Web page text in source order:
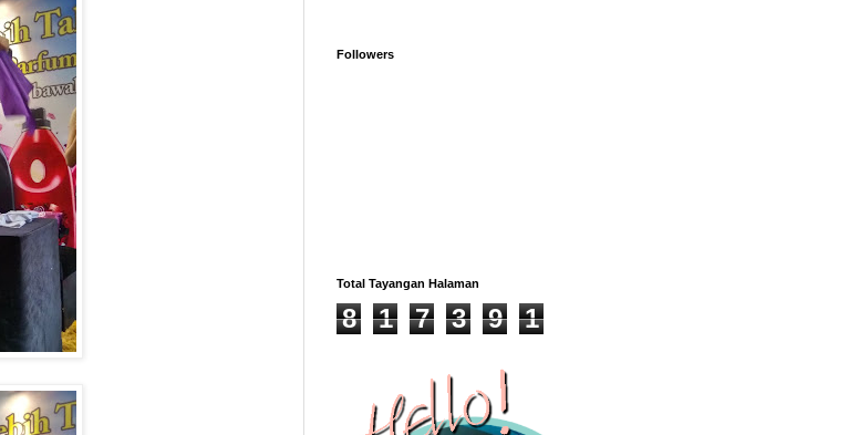
Followers
Total Tayangan Halaman
8 1 7 3 9 1